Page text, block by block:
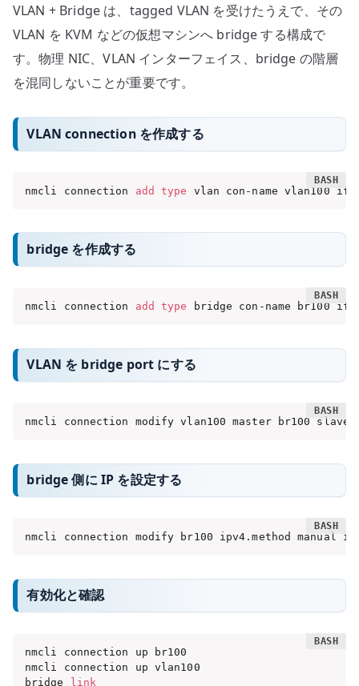
VLAN + Bridge は、tagged VLAN を受けたうえで、その
VLAN を KVM などの仮想マシンへ bridge する構成で
す。物理 NIC、VLAN インターフェイス、bridge の階層
を混同しないことが重要です。
VLAN connection を作成する
nmcli connection add type vlan con-name vlan100
bridge を作成する
nmcli connection add type bridge con-name br100
VLAN を bridge port にする
nmcli connection modify vlan100 master br100
bridge 側に IP を設定する
nmcli connection modify br100 ipv4.method manual
有効化と確認
nmcli connection up br100
nmcli connection up vlan100
bridge
link